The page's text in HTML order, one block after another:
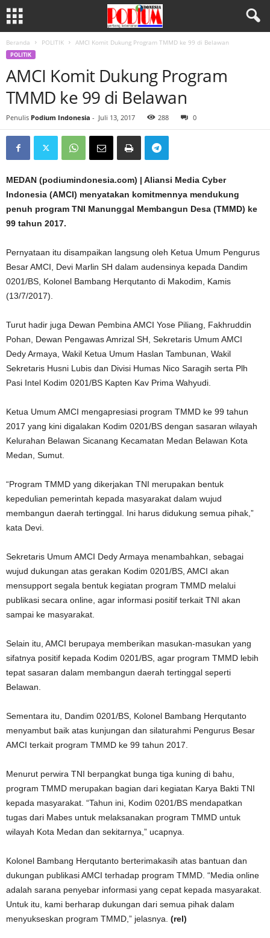
Beranda POLITIK AMCI Komit Dukung Program TMMD ke 99 di Belawan
POLITIK
AMCI Komit Dukung Program
TMMD ke 99 di Belawan
Penulis Podium Indonesia - Juli 13, 2017 288 0
MEDAN (podiumindonesia.com) | Aliansi Media Cyber
Indonesia (AMCI) menyatakan komitmennya mendukung
penuh program TNI Manunggal Membangun Desa (TMMD) ke
99 tahun 2017.
Pernyataan itu disampaikan langsung oleh Ketua Umum Pengurus
Besar AMCI, Devi Marlin SH dalam audensinya kepada Dandim
0201/BS, Kolonel Bambang Herqutanto di Makodim, Kamis
(13/7/2017).
Turut hadir juga Dewan Pembina AMCI Yose Piliang, Fakhruddin
Pohan, Dewan Pengawas Amrizal SH, Sekretaris Umum AMCI
Dedy Armaya, Wakil Ketua Umum Haslan Tambunan, Wakil
Sekretaris Husni Lubis dan Divisi Humas Nico Saragih serta Plh
Pasi Intel Kodim 0201/BS Kapten Kav Prima Wahyudi.
Ketua Umum AMCI mengapresiasi program TMMD ke 99 tahun
2017 yang kini digalakan Kodim 0201/BS dengan sasaran wilayah
Kelurahan Belawan Sicanang Kecamatan Medan Belawan Kota
Medan, Sumut.
“Program TMMD yang dikerjakan TNI merupakan bentuk
kepedulian pemerintah kepada masyarakat dalam wujud
membangun daerah tertinggal. Ini harus didukung semua pihak,”
kata Devi.
Sekretaris Umum AMCI Dedy Armaya menambahkan, sebagai
wujud dukungan atas gerakan Kodim 0201/BS, AMCI akan
mensupport segala bentuk kegiatan program TMMD melalui
publikasi secara online, agar informasi positif terkait TNI akan
sampai ke masyarakat.
Selain itu, AMCI berupaya memberikan masukan-masukan yang
sifatnya positif kepada Kodim 0201/BS, agar program TMMD lebih
tepat sasaran dalam membangun daerah tertinggal seperti
Belawan.
Sementara itu, Dandim 0201/BS, Kolonel Bambang Herqutanto
menyambut baik atas kunjungan dan silaturahmi Pengurus Besar
AMCI terkait program TMMD ke 99 tahun 2017.
Menurut perwira TNI berpangkat bunga tiga kuning di bahu,
program TMMD merupakan bagian dari kegiatan Karya Bakti TNI
kepada masyarakat. “Tahun ini, Kodim 0201/BS mendapatkan
tugas dari Mabes untuk melaksanakan program TMMD untuk
wilayah Kota Medan dan sekitarnya,” ucapnya.
Kolonel Bambang Herqutanto berterimakasih atas bantuan dan
dukungan publikasi AMCI terhadap program TMMD. “Media online
adalah sarana penyebar informasi yang cepat kepada masyarakat.
Untuk itu, kami berharap dukungan dari semua pihak dalam
menyukseskan program TMMD,” jelasnya. (rel)